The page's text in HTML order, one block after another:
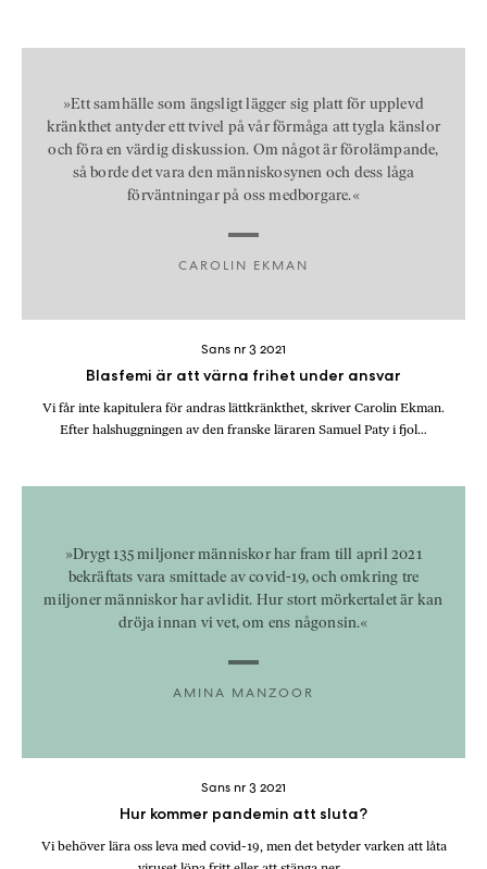
»Ett samhälle som ängsligt lägger sig platt för upplevd
kränkthet antyder ett tvivel på vår förmåga att tygla känslor
och föra en värdig diskussion. Om något är förolämpande,
så borde det vara den människosynen och dess låga
förväntningar på oss medborgare.«
CAROLIN EKMAN
Blasfemi är att värna frihet under ansvar
Sans nr 3 2021
Vi får inte kapitulera för andras lättkränkthet, skriver Carolin Ekman.
Efter halshuggningen av den franske läraren Samuel Paty i fjol…
»Drygt 135 miljoner människor har fram till april 2021
bekräftats vara smittade av covid-19, och omkring tre
miljoner människor har avlidit. Hur stort mörkertalet är kan
dröja innan vi vet, om ens någonsin.«
AMINA MANZOOR
Hur kommer pandemin att sluta?
Sans nr 3 2021
Vi behöver lära oss leva med covid-19, men det betyder varken att låta